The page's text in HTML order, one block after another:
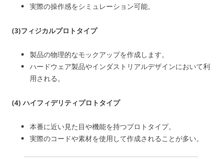
実際の操作感をシミュレーション可能。
(3)フィジカルプロトタイプ
製品の物理的なモックアップを作成します。
ハードウェア製品やインダストリアルデザインにおいて利
用される。
(4) ハイフィデリティプロトタイプ
本番に近い見た目や機能を持つプロトタイプ。
実際のコードや素材を使用して作成されることが多い。